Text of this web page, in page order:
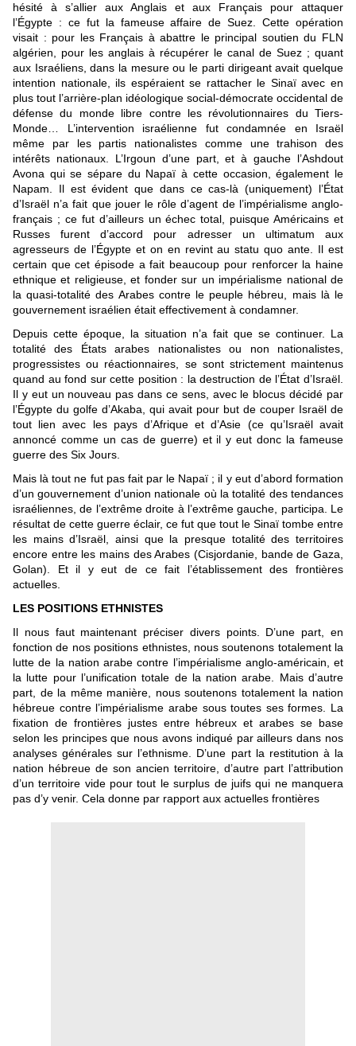
hésité à s’allier aux Anglais et aux Français pour attaquer
l’Égypte : ce fut la fameuse affaire de Suez. Cette opération
visait : pour les Français à abattre le principal soutien du FLN
algérien, pour les anglais à récupérer le canal de Suez ; quant
aux Israéliens, dans la mesure ou le parti dirigeant avait quelque
intention nationale, ils espéraient se rattacher le Sinaï avec en
plus tout l’arrière-plan idéologique social-démocrate occidental de
défense du monde libre contre les révolutionnaires du Tiers-
Monde… L’intervention israélienne fut condamnée en Israël
même par les partis nationalistes comme une trahison des
intérêts nationaux. L’Irgoun d’une part, et à gauche l’Ashdout
Avona qui se sépare du Napaï à cette occasion, également le
Napam. Il est évident que dans ce cas-là (uniquement) l’État
d’Israël n’a fait que jouer le rôle d’agent de l’impérialisme anglo-
français ; ce fut d’ailleurs un échec total, puisque Américains et
Russes furent d’accord pour adresser un ultimatum aux
agresseurs de l’Égypte et on en revint au statu quo ante. Il est
certain que cet épisode a fait beaucoup pour renforcer la haine
ethnique et religieuse, et fonder sur un impérialisme national de
la quasi-totalité des Arabes contre le peuple hébreu, mais là le
gouvernement israélien était effectivement à condamner.
Depuis cette époque, la situation n’a fait que se continuer. La
totalité des États arabes nationalistes ou non nationalistes,
progressistes ou réactionnaires, se sont strictement maintenus
quand au fond sur cette position : la destruction de l’État d’Israël.
Il y eut un nouveau pas dans ce sens, avec le blocus décidé par
l’Égypte du golfe d’Akaba, qui avait pour but de couper Israël de
tout lien avec les pays d’Afrique et d’Asie (ce qu’Israël avait
annoncé comme un cas de guerre) et il y eut donc la fameuse
guerre des Six Jours.
Mais là tout ne fut pas fait par le Napaï ; il y eut d’abord formation
d’un gouvernement d’union nationale où la totalité des tendances
israéliennes, de l’extrême droite à l’extrême gauche, participa. Le
résultat de cette guerre éclair, ce fut que tout le Sinaï tombe entre
les mains d’Israël, ainsi que la presque totalité des territoires
encore entre les mains des Arabes (Cisjordanie, bande de Gaza,
Golan). Et il y eut de ce fait l’établissement des frontières
actuelles.
LES POSITIONS ETHNISTES
Il nous faut maintenant préciser divers points. D’une part, en
fonction de nos positions ethnistes, nous soutenons totalement la
lutte de la nation arabe contre l’impérialisme anglo-américain, et
la lutte pour l’unification totale de la nation arabe. Mais d’autre
part, de la même manière, nous soutenons totalement la nation
hébreue contre l’impérialisme arabe sous toutes ses formes. La
fixation de frontières justes entre hébreux et arabes se base
selon les principes que nous avons indiqué par ailleurs dans nos
analyses générales sur l’ethnisme. D’une part la restitution à la
nation hébreue de son ancien territoire, d’autre part l’attribution
d’un territoire vide pour tout le surplus de juifs qui ne manquera
pas d’y venir. Cela donne par rapport aux actuelles frontières